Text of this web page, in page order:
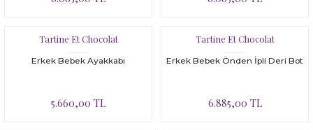
Tartine Et Chocolat
Erkek Bebek Ayakkabı
5.660,00 TL
Tartine Et Chocolat
Erkek Bebek Önden İpli Deri Bot
6.885,00 TL